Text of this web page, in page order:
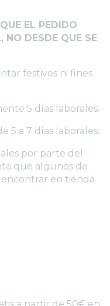
EL PEDIDO
NO DESDE QUE SE
festivos ni fines
5 días laborales.
5 a 7 días laborales.
por parte del
que algunos de
en tienda